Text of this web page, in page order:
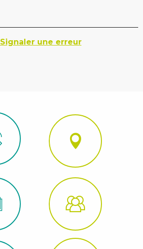
Signaler une erreur